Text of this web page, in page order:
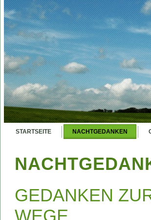
STARTSEITE NACHTGEDANKEN
GEDANKEN
WEGE